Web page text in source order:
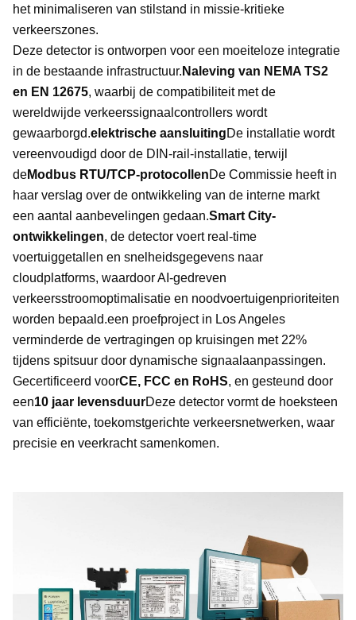
het minimaliseren van stilstand in missie-kritieke
verkeerszones.
Deze detector is ontworpen voor een moeiteloze integratie
in de bestaande infrastructuur. Naleving van NEMA TS2
en EN 12675, waarbij de compatibiliteit met de
wereldwijde verkeerssignaalcontrollers wordt
gewaarborgd.elektrische aansluitingDe installatie wordt
vereenvoudigd door de DIN-rail-installatie, terwijl
deModbus RTU/TCP-protocollenDe Commissie heeft in
haar verslag over de ontwikkeling van de interne markt
een aantal aanbevelingen gedaan.Smart City-
ontwikkelingen, de detector voert real-time
voertuiggetallen en snelheidsgegevens naar
cloudplatforms, waardoor AI-gedreven
verkeersstroomoptimalisatie en noodvoertuigenprioriteiten
worden bepaald.een proefproject in Los Angeles
verminderde de vertragingen op kruisingen met 22%
tijdens spitsuur door dynamische signaalaanpassingen.
Gecertificeerd voorCE, FCC en RoHS, en gesteund door
een10 jaar levensduurDeze detector vormt de hoeksteen
van efficiënte, toekomstgerichte verkeersnetwerken, waar
precisie en veerkracht samenkomen.